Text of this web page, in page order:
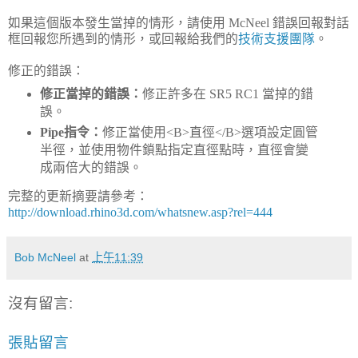
如果這個版本發生當掉的情形，請使用 McNeel 錯誤回報對話
框回報您所遇到的情形，或回報給我們的技術支援團隊 。
修正的錯誤：
修正當掉的錯誤： 修正許多在 SR5 RC1 當掉的錯
誤。
Pipe指令： 修正當使用<B>直徑</B>選項設定圓管
半徑，並使用物件鎖點指定直徑點時，直徑會變
成兩倍大的錯誤。
完整的更新摘要請參考：
http://download.rhino3d.com/whatsnew.asp?rel=444
Bob McNeel at 上午11:39
沒有留言:
張貼留言